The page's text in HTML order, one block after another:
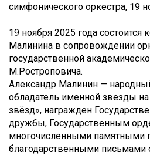
симфонического оркестра, 19
19 ноября 2025 года состоится
Малинина в сопровождении
государственной
М.Ростроповича.
Александр Малинин —
обладатель именной звезды
звёзд», награжден
дружбы, Государственным
многочисленными памятными
благодарственными письмами